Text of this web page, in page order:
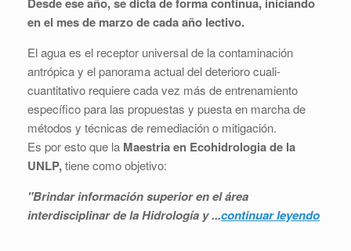
en el mes de marzo de cada año lectivo.
El agua es el receptor universal de la contaminación
antrópica y el panorama actual del deterioro cuali-
cuantitativo requiere cada vez más de entrenamiento
específico para las propuestas y puesta en marcha de
métodos y técnicas de remediación o mitigación.
Es por esto que la Maestria en Ecohidrologia de la
UNLP,tiene como objetivo:
"Brindar información superior en el área
interdisciplinar de la Hidrología y ...continuar leyendo